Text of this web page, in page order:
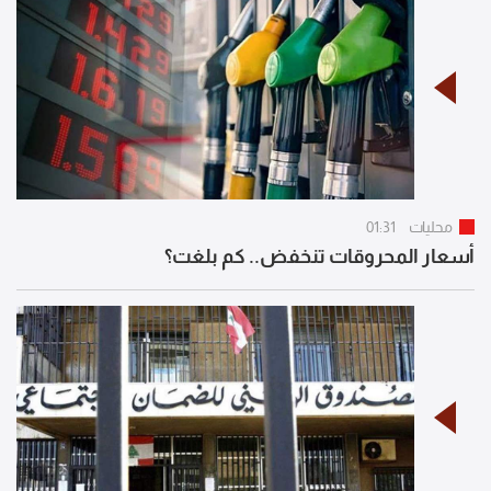
محليات 01:31
أسعار المحروقات تنخفض.. كم بلغت؟